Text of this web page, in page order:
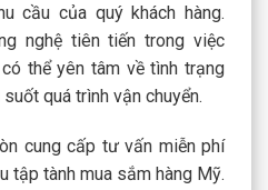
cầu của quý khách hàng.
nghệ tiên tiến trong việc
thể yên tâm về tình trạng
quá trình vận chuyển.
cung cấp tư vấn miễn phí
tập tành mua sắm hàng Mỹ.